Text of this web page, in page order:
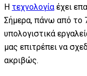
Η τεχνολογίαέχει
Σήμερα, πάνω από το
υπολογιστικά
μας επιτρέπει να
ακριβώς.